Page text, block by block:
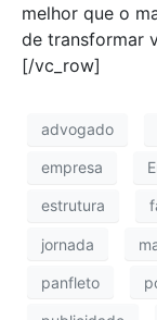
melhor que o
de transformar
[/vc_row]
advogado
empresa
estrutura
jornada
panfleto